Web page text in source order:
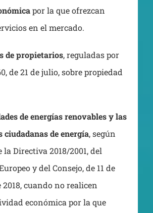
por la que ofrezcan
en el mercado.
de propietarios, reguladas por
de 21 de julio, sobre propiedad
de energías renovables y las
ciudadanas de energía, según
Directiva 2018/2001, del
y del Consejo, de 11 de
cuando no realicen
económica por la que